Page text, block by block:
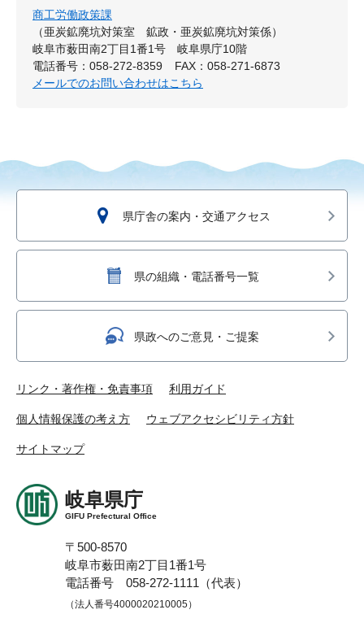
商工労働政策課
（亜炭鉱廃坑対策室 鉱政・亜炭鉱廃坑対策係）
岐阜市薮田南2丁目1番1号 岐阜県庁10階
電話番号：058-272-8359
FAX：058-271-6873
メールでのお問い合わせはこちら
県庁舎の案内・交通アクセス
県の組織・電話番号一覧
県政へのご意見・ご提案
リンク・著作権・免責事項 利用ガイド
個人情報保護の考え方 ウェブアクセシビリティ方針
サイトマップ
岐阜県庁
GIFU Prefectural Office
〒500-8570
岐阜市薮田南2丁目1番1号
電話番号 058-272-1111（代表）
（法人番号4000020210005）